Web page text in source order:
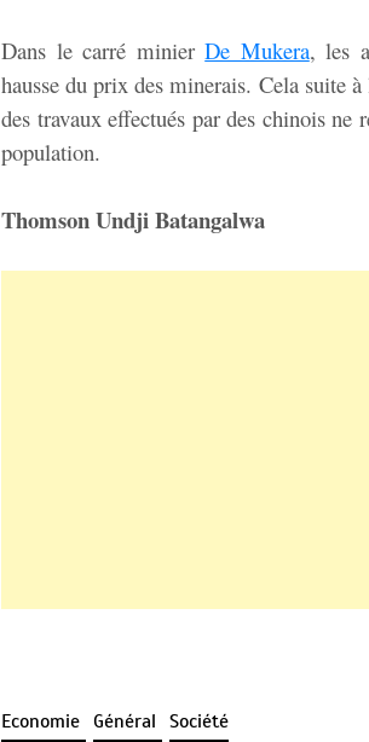
Dans le carré minierDe Mukera, les
hausse du prix des minerais. Cela suite
des travaux effectués par des chinois ne
population.
Thomson Undji Batangalwa
Economie Général Société